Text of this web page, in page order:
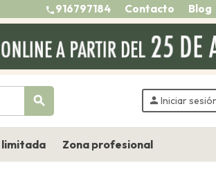
Blog
Contacto
call 916797184
search person Iniciar
limitada Zona profesional